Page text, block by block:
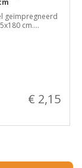
geïmpregneerd
cm....
€ 2,15